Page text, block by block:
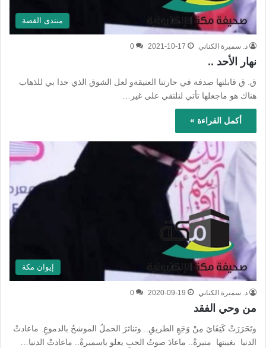
منتدى القصة
د. سميرة الكناني 2021-10-17
0
نهار الأحد ..
ق. ق قابلتها صدفة في حارتنا العتيقةو لعل الشوق الذي حدا بي للذهاب
هناك هو ماجعلها تأتي لنلتقي على غير…
أكمل القراءة »
إيوان مكة
د. سميرة الكناني 2020-09-19
0
من وحي الفقد
وتَحََرَرَتْ كَتِفَايَ مِنْ وَجَعِ الطريقِ.. وتناثرَ الحملُ الموشحُ بالدموعِ. ماعادتْ
الدنيا بغيبتها منيرةْ.. ماعادَ صوتُ الحبِ يعلو ياسميرةْ.. ماعادتْ الدنيا…